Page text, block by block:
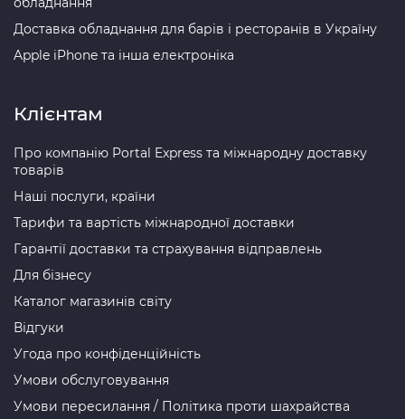
Доставка обладнання для барів і ресторанів в Україну
Apple iPhone та інша електроніка
Клієнтам
Про компанію Portal Express та міжнародну доставку
товарів
Наші послуги, країни
Тарифи та вартість міжнародної доставки
Гарантії доставки та страхування відправлень
Для бізнесу
Каталог магазинів світу
Відгуки
Угода про конфіденційність
Умови обслуговування
Умови пересилання / Політика проти шахрайства